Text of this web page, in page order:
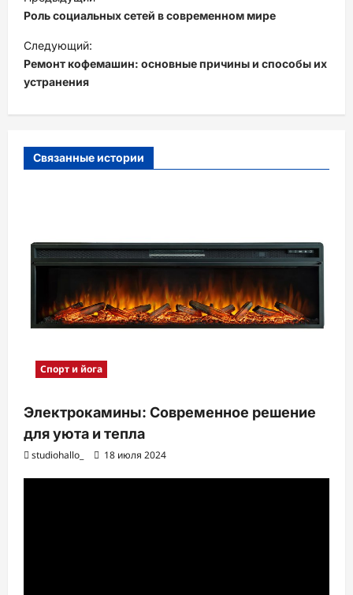
а
в
и
г
а
и
Роль социальных сетей в современном мире
Следующий:
Ремонт кофемашин: основные причины и способы их
устранения
Связанные истории
Спорт и йога
Электрокамины: Современное решение
для уюта и тепла
studiohallo_ 18 июля 2024